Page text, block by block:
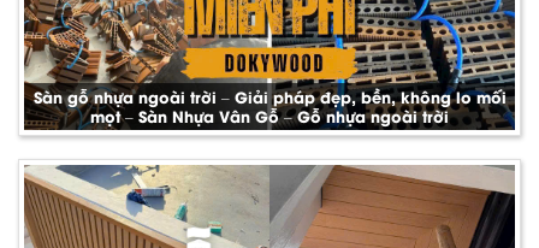
Sàn gỗ nhựa ngoài trời – Giải pháp đẹp, bền, không lo mối
mọt – Sàn Nhựa Vân Gỗ – Gỗ nhựa ngoài trời